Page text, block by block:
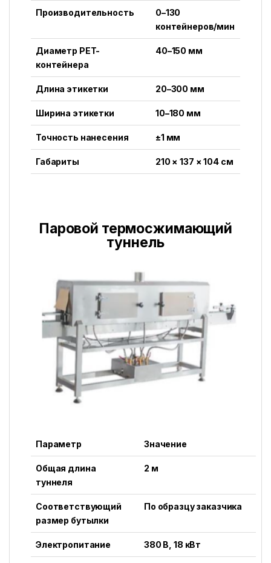
Производительность
0–130
контейнеров/мин
Диаметр PET-
контейнера
40–150 мм
Длина этикетки 20–300 мм
Ширина этикетки 10–180 мм
Точность нанесения ±1 мм
Габариты 210 × 137 × 104 см
Паровой термосжимающий
туннель
Параметр Значение
Общая длина
туннеля
2 м
Соответствующий
размер бутылки
По образцу заказчика
Электропитание 380 В, 18 кВт